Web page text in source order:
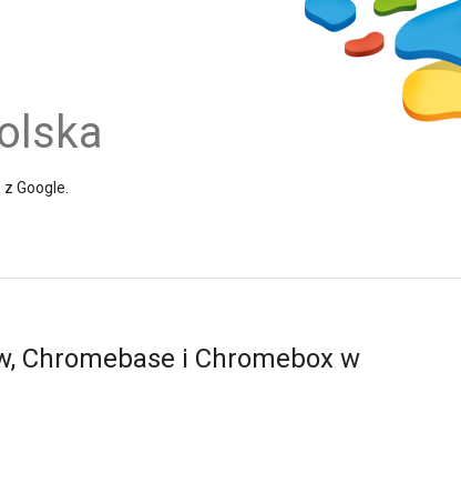
Google.
Chromebase i Chromebox w